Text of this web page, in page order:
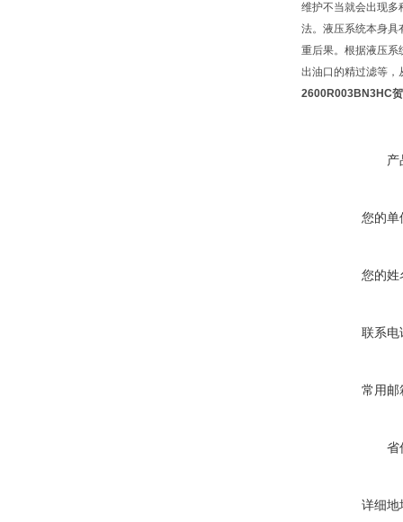
维护不当就会出现多
法。液压系统本身具
重后果。根据液压系
出油口的精过滤等，
2600R003BN3HC
产
您的单
您的姓
联系电
常用邮
省
详细地